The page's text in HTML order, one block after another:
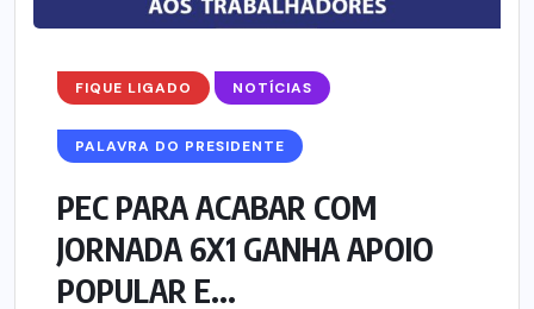
FIQUE LIGADO NOTÍCIAS
PALAVRA DO PRESIDENTE
PEC PARA ACABAR COM
JORNADA 6X1 GANHA APOIO
POPULAR E...